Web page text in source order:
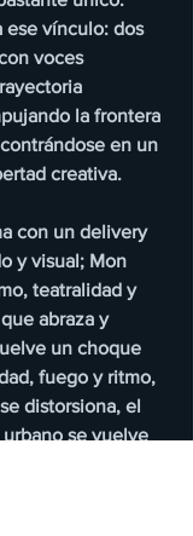
ese vínculo: dos
voces
la frontera
en un
creativa.
con un delivery
y visual; Mon
teatralidad y
abraza y
un choque
fuego y ritmo,
distorsiona, el
se vuelve